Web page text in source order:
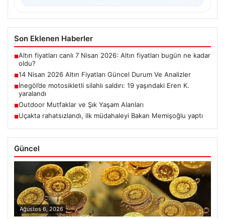
Son Eklenen Haberler
■Altın fiyatları canlı 7 Nisan 2026: Altın fiyatları bugün ne kadar
oldu?
■14 Nisan 2026 Altın Fiyatları Güncel Durum Ve Analizler
■İnegöl’de motosikletli silahlı saldırı: 19 yaşındaki Eren K.
yaralandı
■Outdoor Mutfaklar ve Şık Yaşam Alanları
■Uçakta rahatsızlandı, ilk müdahaleyi Bakan Memişoğlu yaptı
Güncel
Ağustos 6, 2026